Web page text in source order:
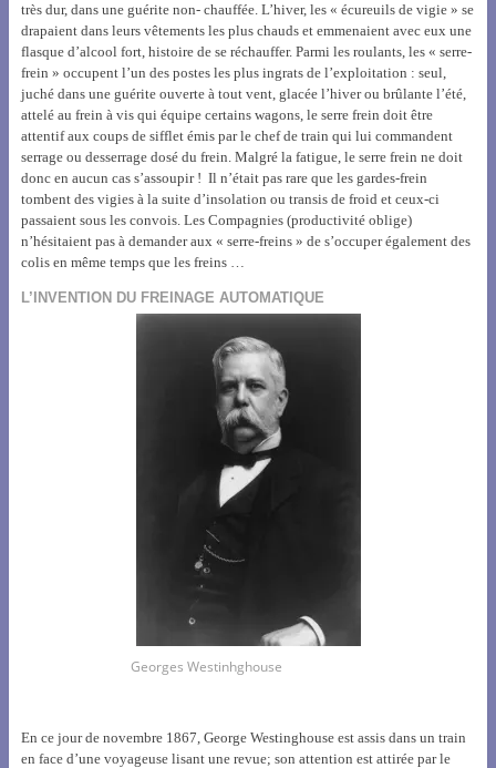
très dur, dans une guérite non- chauffée. L’hiver, les « écureuils de vigie » se
drapaient dans leurs vêtements les plus chauds et emmenaient avec eux une
flasque d’alcool fort, histoire de se réchauffer. Parmi les roulants, les « serre-
frein » occupent l’un des postes les plus ingrats de l’exploitation : seul,
juché dans une guérite ouverte à tout vent, glacée l’hiver ou brûlante l’été,
attelé au frein à vis qui équipe certains wagons, le serre frein doit être
attentif aux coups de sifflet émis par le chef de train qui lui commandent
serrage ou desserrage dosé du frein. Malgré la fatigue, le serre frein ne doit
donc en aucun cas s’assoupir ! Il n’était pas rare que les gardes-frein
tombent des vigies à la suite d’insolation ou transis de froid et ceux-ci
passaient sous les convois. Les Compagnies (productivité oblige)
n’hésitaient pas à demander aux « serre-freins » de s’occuper également des
colis en même temps que les freins …
L’INVENTION DU FREINAGE AUTOMATIQUE
Georges Westinhghouse
En ce jour de novembre 1867, George Westinghouse est assis dans un train
en face d’une voyageuse lisant une revue; son attention est attirée par le